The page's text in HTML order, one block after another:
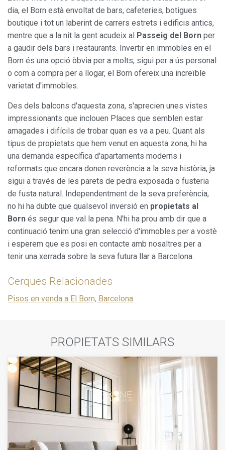
dia, el Born està envoltat de bars, cafeteries, botigues
boutique i tot un laberint de carrers estrets i edificis antics,
mentre que a la nit la gent acudeix al Passeig del Born per
a gaudir dels bars i restaurants. Invertir en immobles en el
Born és una opció òbvia per a molts; sigui per a ús personal
o com a compra per a llogar, el Born ofereix una increïble
varietat d'immobles.
Des dels balcons d'aquesta zona, s'aprecien unes vistes
impressionants que inclouen Places que semblen estar
amagades i difícils de trobar quan es va a peu. Quant als
tipus de propietats que hem venut en aquesta zona, hi ha
una demanda específica d'apartaments moderns i
reformats que encara donen reverència a la seva història, ja
sigui a través de les parets de pedra exposada o fusteria
de fusta natural. Independentment de la seva preferència,
no hi ha dubte que qualsevol inversió en propietats al
Born és segur que val la pena. N'hi ha prou amb dir que a
continuació tenim una gran selecció d'immobles per a vostè
i esperem que es posi en contacte amb nosaltres per a
tenir una xerrada sobre la seva futura llar a Barcelona.
Cerques Relacionades
Pisos en venda a El Born, Barcelona
PROPIETATS SIMILARS